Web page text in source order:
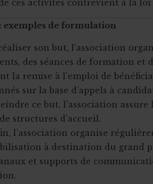
ces activités contrevient à la
exemples de formulation
son but, l’association
des séances de formation et
la remise à l’emploi de
sur la base d’appels à
ce but, l’association assure
structures d’accueil.
l’association organise
à destination du grand
et supports de